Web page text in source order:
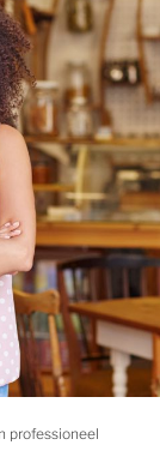
professioneel